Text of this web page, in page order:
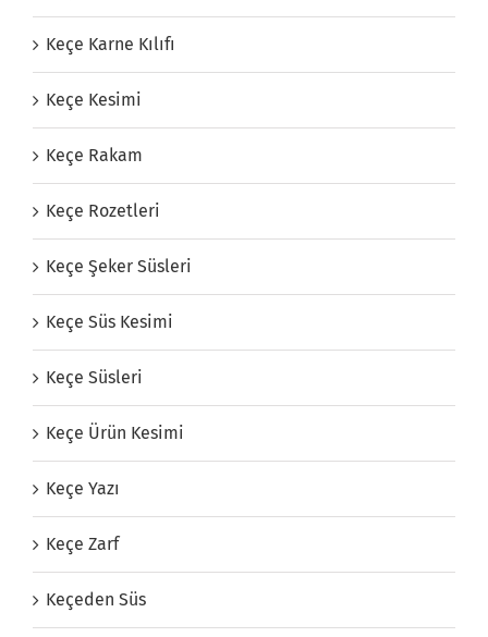
Keçe Karne Kılıfı
Keçe Kesimi
Keçe Rakam
Keçe Rozetleri
Keçe Şeker Süsleri
Keçe Süs Kesimi
Keçe Süsleri
Keçe Ürün Kesimi
Keçe Yazı
Keçe Zarf
Keçeden Süs